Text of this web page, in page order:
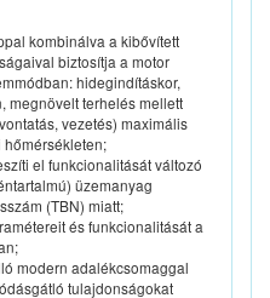
kombinálva a kibővített
biztosítja a motor
hidegindításkor,
megnövelt terhelés mellett
vezetés) maximális
el funkcionalitását változó
üzemanyag
(TBN) miatt;
és funkcionalitását a
modern adalékcsomaggal
tulajdonságokat